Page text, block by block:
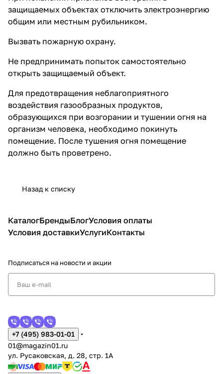
защищаемых объектах отключить электроэнергию
общим или местным рубильником.
Вызвать пожарную охрану.
Не предпринимать попыток самостоятельно
открыть защищаемый объект.
Для предотвращения неблагоприятного
воздействия газообразных продуктов,
образующихся при возгорании и тушении огня на
организм человека, необходимо покинуть
помещение. После тушения огня помещение
должно быть проветрено.
Назад к списку
КаталогБрендыБлогУсловия оплаты
Условия доставкиУслугиКонтакты
Подписаться на новости и акции
+7 (495) 983-01-01
01@magazin01.ru
ул. Русаковская, д. 28, стр. 1А